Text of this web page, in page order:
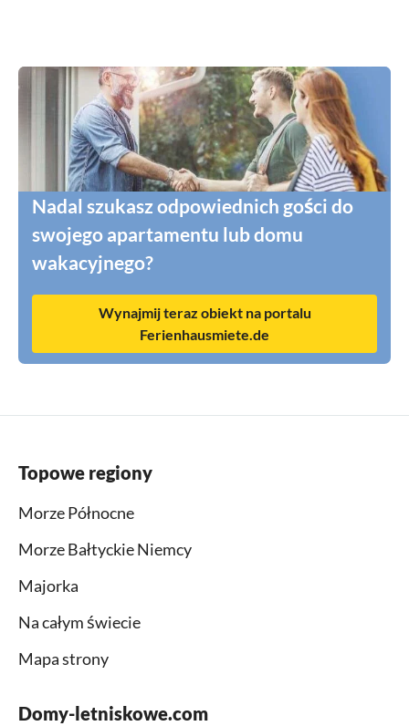
Nadal szukasz odpowiednich gości do
swojego apartamentu lub domu
wakacyjnego?
Wynajmij teraz obiekt na portalu
Ferienhausmiete.de
Topowe regiony
Morze Północne
Morze Bałtyckie Niemcy
Majorka
Na całym świecie
Mapa strony
Domy-letniskowe.com